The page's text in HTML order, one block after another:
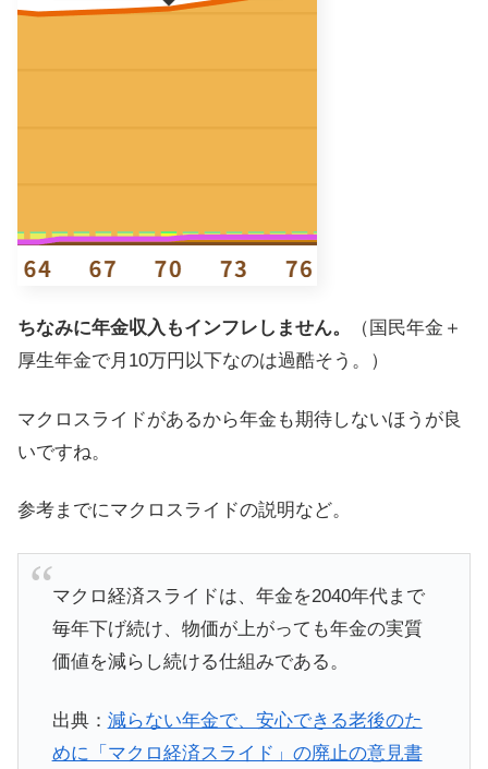
ちなみに年金収入もインフレしません。
（国民年金＋
厚生年金で月10万円以下なのは過酷そう。）
マクロスライドがあるから年金も期待しないほうが良
いですね。
参考までにマクロスライドの説明など。
マクロ経済スライドは、年金を2040年代まで
毎年下げ続け、物価が上がっても年金の実質
価値を減らし続ける仕組みである。
出典： 減らない年金で、安心できる老後のた
めに「マクロ経済スライド」の廃止の意見書